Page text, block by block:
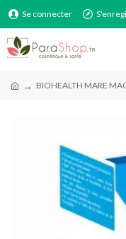
Se connecter
BIOHEALTH MARE